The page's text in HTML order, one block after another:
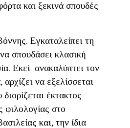
και ξεκινά σπουδές
Εγκαταλείπει τη
σπουδάσει κλασική
Εκεί ανακαλύπτει τον
να εξελίσσεται
έκτακτος
φιλολογίας στο
και, την ίδια